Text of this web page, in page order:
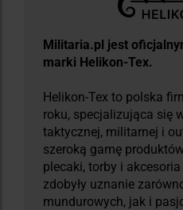
Militaria.pl jest
marki Helikon-Tex.
Helikon-Tex to polska
roku, specjalizująca się
taktycznej, militarnej i
szeroką gamę
plecaki, torby i
zdobyły uznanie
mundurowych, jak i